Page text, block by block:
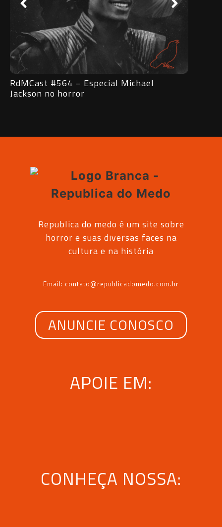
RdMCast #563 – Entrevista com o
Vampiro Lestat
Republica do medo é um site sobre
horror e suas diversas faces na
cultura e na história
Email: contato@republicadomedo.com.br
ANUNCIE CONOSCO
APOIE EM:
CONHEÇA NOSSA: